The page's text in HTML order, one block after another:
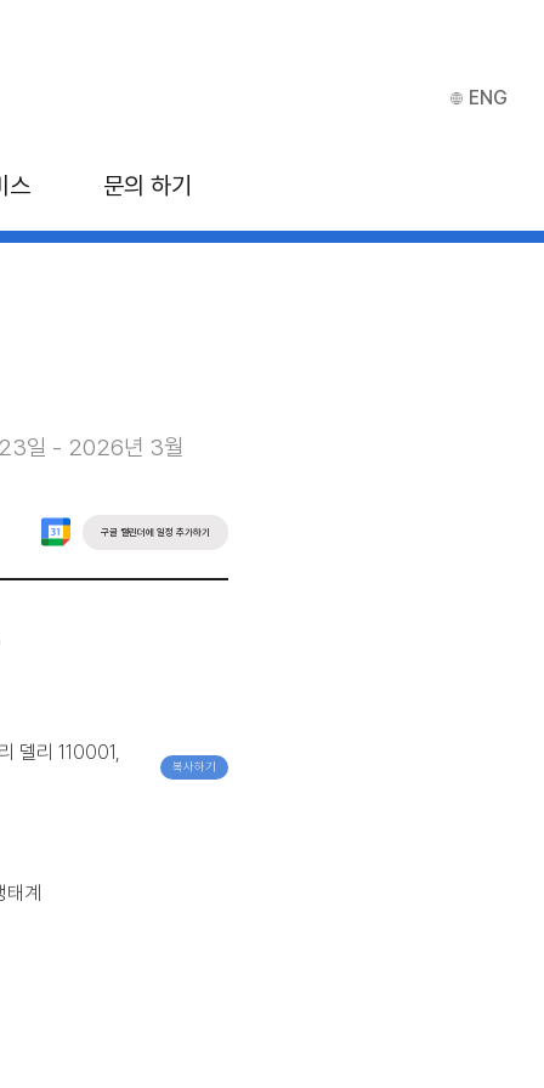
스 문의 하기
ENG
일 - 2026년 3월
구글 캘린더에 일정 추가하기
델리 110001,
복사하기
태계